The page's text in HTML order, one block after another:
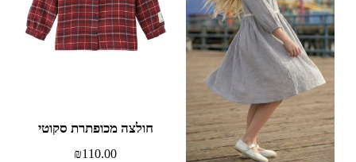
חולצה מכופתרת סקוטי
₪110.00